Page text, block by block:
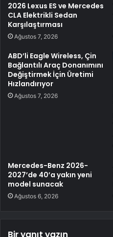
2026 Lexus ES ve Mercedes
CLA Elektrikli Sedan
Karşılaştırması
Ağustos 7, 2026
ABD’li Eagle Wireless, Çin
Bağlantılı Araç Donanımını
Değiştirmek İçin Üretimi
Hızlandırıyor
Ağustos 7, 2026
Mercedes-Benz 2026-
2027’de 40’a yakın yeni
model sunacak
Ağustos 6, 2026